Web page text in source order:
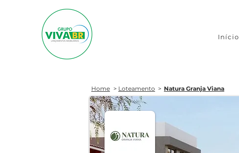
Início
Home > Loteamento > Natura Granja Viana